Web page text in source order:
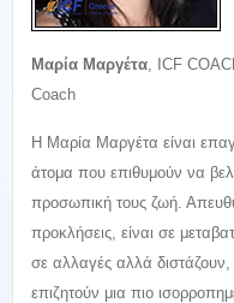
Μαρία Μαργέτα, ICF
Coach
Η Μαρία Μαργέτα είναι
άτομα που επιθυμούν να
προσωπική τους ζωή.
προκλήσεις, είναι σε
σε αλλαγές αλλά
επιζητούν μια πιο